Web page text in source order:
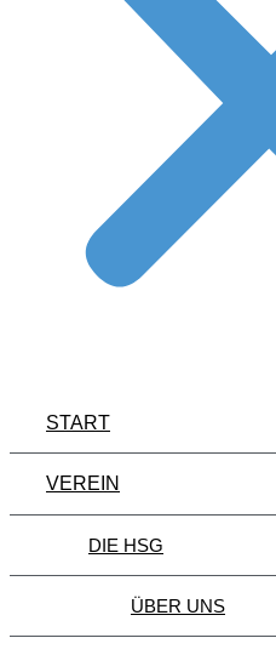
START
VEREIN
DIE HSG
ÜBER UNS